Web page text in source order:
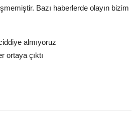
Bazı haberlerde olayın bizim
almıyoruz
ortaya çıktı